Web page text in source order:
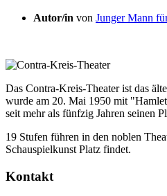
Autor/in von Junger Mann
Das Contra-Kreis-Theater ist das
wurde am 20. Mai 1950 mit
seit mehr als fünfzig Jahren seinen
19 Stufen führen in den noblen
Schauspielkunst Platz findet.
Kontakt